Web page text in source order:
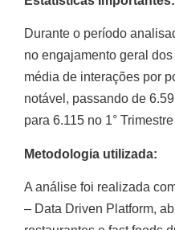
Durante o período
no engajamento geral
média de interações por
notável, passando de
para 6.115 no 1°
Metodologia utilizada:
A análise foi realizada
– Data Driven Platform,